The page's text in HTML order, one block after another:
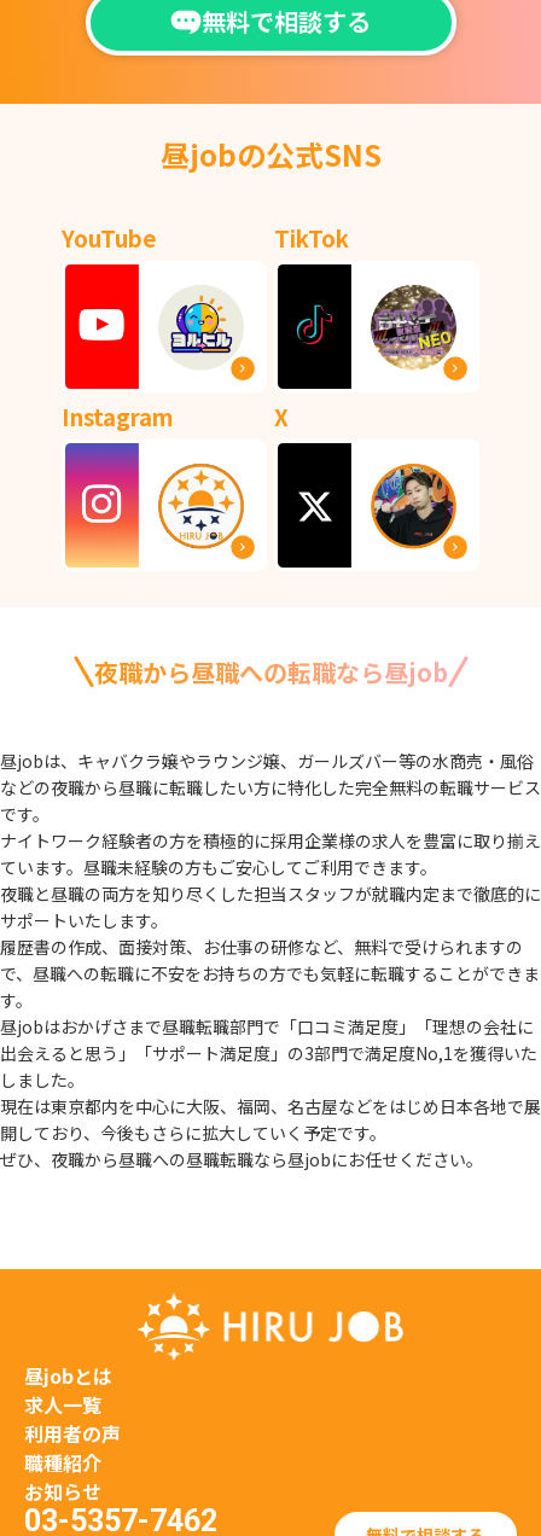
無料で相談する
昼jobの公式SNS
YouTube TikTok
Instagram X
夜職から昼職への転職なら昼job
昼jobは、キャバクラ嬢やラウンジ嬢、ガールズバー等の水商売・風俗
などの夜職から昼職に転職したい方に特化した完全無料の転職サービス
です。
ナイトワーク経験者の方を積極的に採用企業様の求人を豊富に取り揃え
ています。 昼職未経験の方もご安心してご利用できます。
夜職と昼職の両方を知り尽くした担当スタッフが就職内定まで徹底的に
サポートいたします。
履歴書の作成、面接対策、お仕事の研修など、無料で受けられますの
で、 昼職への転職に不安をお持ちの方でも気軽に転職することができま
す。
昼jobはおかげさまで昼職転職部門で「口コミ満足度」「理想の会社に
出会えると思う」
「サポート満足度」の3部門で満足度No,1を獲得いた
しました。
現在は東京都内を中心に大阪、福岡、名古屋などをはじめ日本各地で展
開しており、 今後もさらに拡大していく予定です。
ぜひ、夜職から昼職への昼職転職なら昼jobにお任せください。
昼jobとは
求人一覧
利用者の声
職種紹介
お知らせ
03-5357-7462